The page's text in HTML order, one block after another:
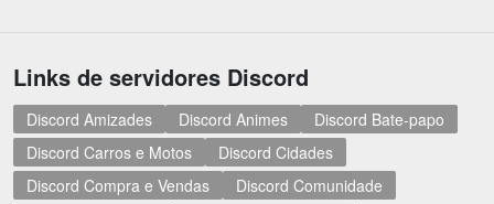
Links de servidores Discord
Discord Amizades Discord Animes
Discord Bate-papo
Discord Carros e Motos
Discord Cidades
Discord Compra e Vendas
Discord Comunidade